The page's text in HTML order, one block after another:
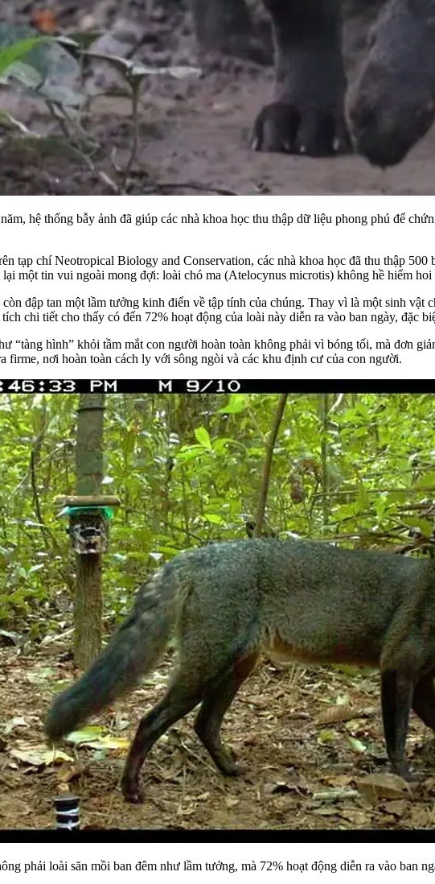
hệ thống bẫy ảnh đã giúp các nhà khoa học thu thập dữ liệu phong phú để
tạp chí Neotropical Biology and Conservation, các nhà khoa học đã thu thập
một tin vui ngoài mong đợi: loài chó ma (Atelocynus microtis) không hề hiếm
đập tan một lầm tưởng kinh điển về tập tính của chúng. Thay vì là một sinh
chi tiết cho thấy có đến 72% hoạt động của loài này diễn ra vào ban ngày, đặc
“tàng hình” khỏi tầm mắt con người hoàn toàn không phải vì bóng tối, mà đơn
firme, nơi hoàn toàn cách ly với sông ngòi và các khu định cư của con người.
phải loài săn mồi ban đêm như lầm tưởng, mà 72% hoạt động diễn ra vào ban